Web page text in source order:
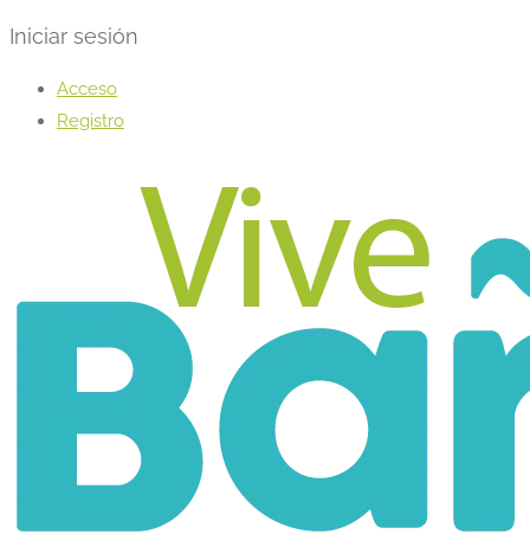
Iniciar sesión
Acceso
Registro